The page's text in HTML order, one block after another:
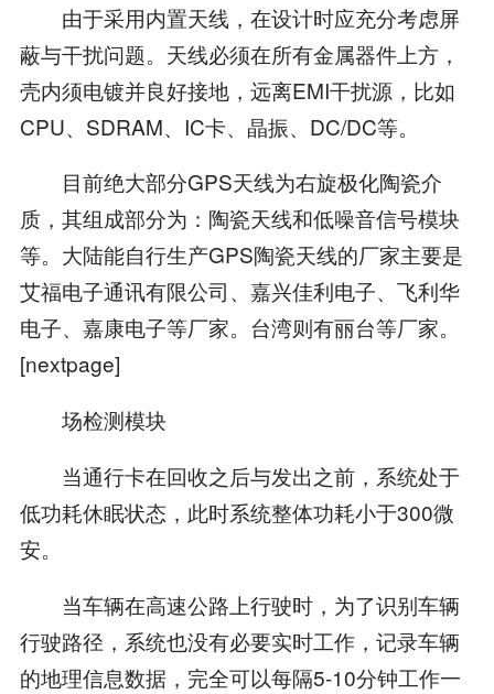
由于采用内置天线，在设计时应充分考虑屏
蔽与干扰问题。天线必须在所有金属器件上方，
壳内须电镀并良好接地，远离EMI干扰源，比如
CPU、SDRAM、IC卡、晶振、DC/DC等。
目前绝大部分GPS天线为右旋极化陶瓷介
质，其组成部分为：陶瓷天线和低噪音信号模块
等。大陆能自行生产GPS陶瓷天线的厂家主要是
艾福电子通讯有限公司、嘉兴佳利电子、飞利华
电子、嘉康电子等厂家。台湾则有丽台等厂家。
[nextpage]
场检测模块
当通行卡在回收之后与发出之前，系统处于
低功耗休眠状态，此时系统整体功耗小于300微
安。
当车辆在高速公路上行驶时，为了识别车辆
行驶路径，系统也没有必要实时工作，记录车辆
的地理信息数据，完全可以每隔5-10分钟工作一